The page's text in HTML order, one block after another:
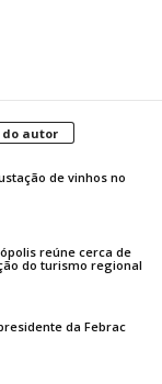
do autor
de vinhos no
reúne cerca de
do turismo regional
da Febrac